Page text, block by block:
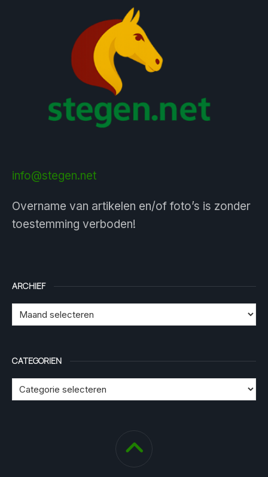
info@stegen.net
Overname van artikelen en/of foto’s is zonder
toestemming verboden!
ARCHIEF
CATEGORIEN